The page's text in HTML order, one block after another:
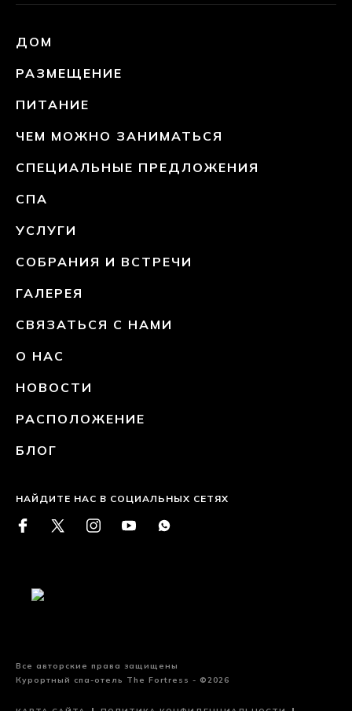
ДОМ
РАЗМЕЩЕНИЕ
ПИТАНИЕ
ЧЕМ МОЖНО ЗАНИМАТЬСЯ
СПЕЦИАЛЬНЫЕ ПРЕДЛОЖЕНИЯ
СПА
УСЛУГИ
СОБРАНИЯ И ВСТРЕЧИ
ГАЛЕРЕЯ
СВЯЗАТЬСЯ С НАМИ
О НАС
НОВОСТИ
РАСПОЛОЖЕНИЕ
БЛОГ
НАЙДИТЕ НАС В СОЦИАЛЬНЫХ СЕТЯХ
Все авторские права защищены
Курортный спа-отель The Fortress - ©2026